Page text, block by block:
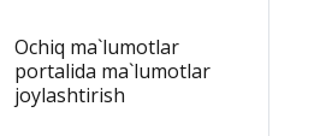
Ochiq ma`lumotlar
portalida ma`lumotlar
joylashtirish